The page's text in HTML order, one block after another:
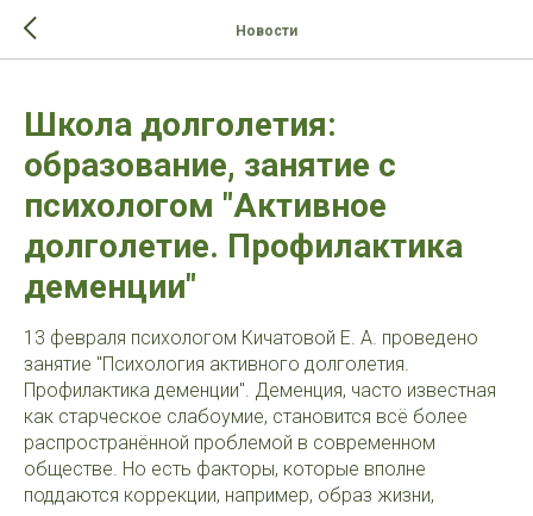
Новости
Школа долголетия:
образование, занятие с
психологом "Активное
долголетие. Профилактика
деменции"
13 февраля психологом Кичатовой Е. А. проведено
занятие "Психология активного долголетия.
Профилактика деменции". Деменция, часто известная
как старческое слабоумие, становится всё более
распространённой проблемой в современном
обществе. Но есть факторы, которые вполне
поддаются коррекции, например, образ жизни,